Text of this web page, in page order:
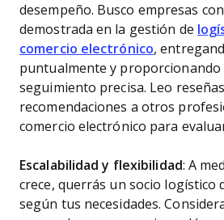
desempeño. Busco empresas
demostrada en la gestión de
comercio electrónico,
puntualmente y proporcionando
seguimiento precisa. Leo
recomendaciones a otros
comercio electrónico para
Escalabilidad y flexibilidad: A
crece, querrás un socio logístico
según tus necesidades.